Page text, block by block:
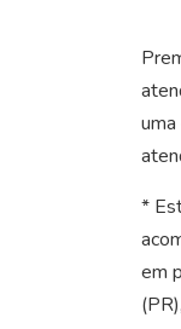
*
em